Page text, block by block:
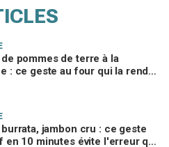
pommes de terre à la
: ce geste au four qui la rend
jambon cru : ce geste
en 10 minutes évite l'erreur qui